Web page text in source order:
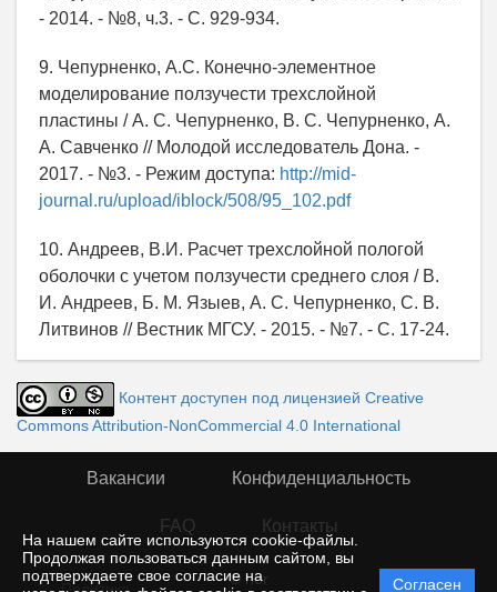
На нашем сайте используются cookie-файлы.
Продолжая пользоваться данным сайтом, вы
подтверждаете свое согласие на
Согласен
- 2014. - №8, ч.3. - С. 929-934.
9. Чепурненко, А.С. Конечно-элементное
моделирование ползучести трехслойной
пластины / А. С. Чепурненко, В. С. Чепурненко, А.
А. Савченко // Молодой исследователь Дона. -
2017. - №3. - Режим доступа: http://mid-
journal.ru/upload/iblock/508/95_102.pdf
10. Андреев, В.И. Расчет трехслойной пологой
оболочки с учетом ползучести среднего слоя / В.
И. Андреев, Б. М. Языев, А. С. Чепурненко, С. В.
Литвинов // Вестник МГСУ. - 2015. - №7. - С. 17-24.
Контент доступен под лицензией Creative
Commons Attribution-NonCommercial 4.0 International
Вакансии Конфиденциальность
FAQ Контакты
© rior